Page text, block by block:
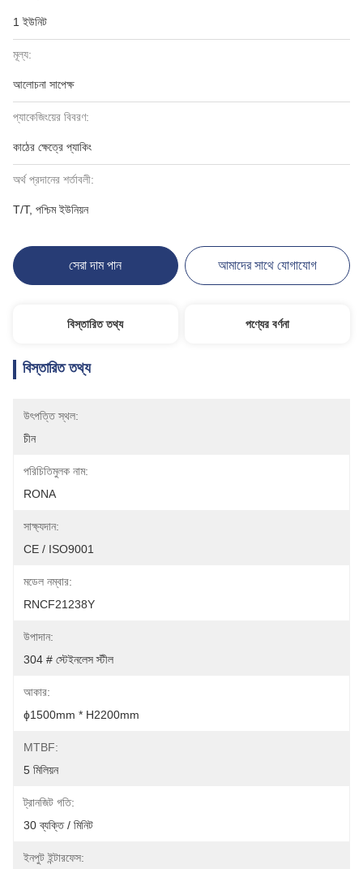
1 ইউনিট
মূল্য:
আলোচনা সাপেক্ষ
প্যাকেজিংয়ের বিবরণ:
কাঠের ক্ষেত্রে প্যাকিং
অর্থ প্রদানের শর্তাবলী:
T/T, পশ্চিম ইউনিয়ন
সেরা দাম পান আমাদের সাথে যোগাযোগ
বিস্তারিত তথ্য পণ্যের বর্ণনা
বিস্তারিত তথ্য
উৎপত্তি স্থল:
চীন
পরিচিতিমুলক নাম:
RONA
সাক্ষ্যদান:
CE / ISO9001
মডেল নম্বার:
RNCF21238Y
উপাদান:
304 # স্টেইনলেস স্টীল
আকার:
ɸ1500mm * H2200mm
MTBF:
5 মিলিয়ন
ট্রানজিট গতি:
30 ব্যক্তি / মিনিট
ইনপুট ইন্টারফেস: